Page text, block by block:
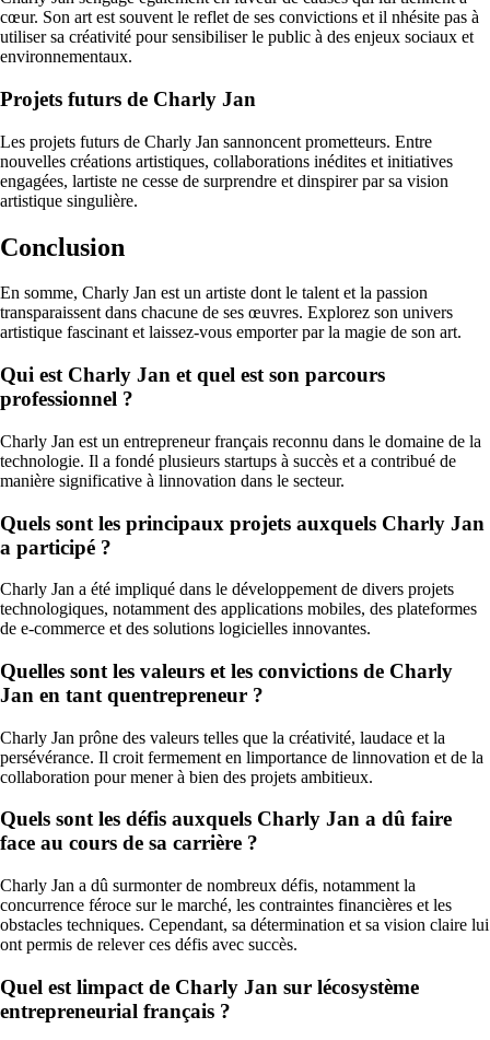
cœur. Son art est souvent le reflet de ses convictions et il nhésite pas à
utiliser sa créativité pour sensibiliser le public à des enjeux sociaux et
environnementaux.
Projets futurs de Charly Jan
Les projets futurs de Charly Jan sannoncent prometteurs. Entre
nouvelles créations artistiques, collaborations inédites et initiatives
engagées, lartiste ne cesse de surprendre et dinspirer par sa vision
artistique singulière.
Conclusion
En somme, Charly Jan est un artiste dont le talent et la passion
transparaissent dans chacune de ses œuvres. Explorez son univers
artistique fascinant et laissez-vous emporter par la magie de son art.
Qui est Charly Jan et quel est son parcours
professionnel ?
Charly Jan est un entrepreneur français reconnu dans le domaine de la
technologie. Il a fondé plusieurs startups à succès et a contribué de
manière significative à linnovation dans le secteur.
Quels sont les principaux projets auxquels Charly Jan
a participé ?
Charly Jan a été impliqué dans le développement de divers projets
technologiques, notamment des applications mobiles, des plateformes
de e-commerce et des solutions logicielles innovantes.
Quelles sont les valeurs et les convictions de Charly
Jan en tant quentrepreneur ?
Charly Jan prône des valeurs telles que la créativité, laudace et la
persévérance. Il croit fermement en limportance de linnovation et de la
collaboration pour mener à bien des projets ambitieux.
Quels sont les défis auxquels Charly Jan a dû faire
face au cours de sa carrière ?
Charly Jan a dû surmonter de nombreux défis, notamment la
concurrence féroce sur le marché, les contraintes financières et les
obstacles techniques. Cependant, sa détermination et sa vision claire lui
ont permis de relever ces défis avec succès.
Quel est limpact de Charly Jan sur lécosystème
entrepreneurial français ?